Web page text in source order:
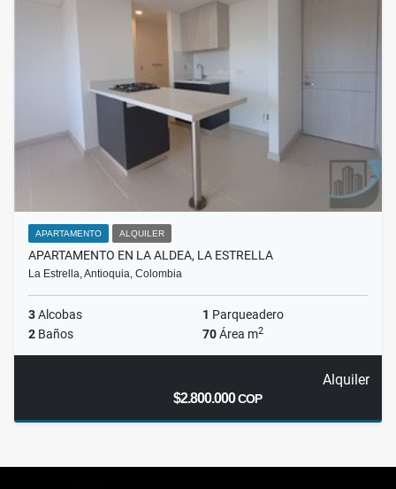
APARTAMENTO ALQUILER
APARTAMENTO EN LA ALDEA, LA ESTRELLA
La Estrella, Antioquia, Colombia
3Alcobas 1 Parqueadero
2 Baños 70Área m2
Alquiler
$2.800.000COP